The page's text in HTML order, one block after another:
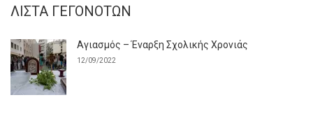
ΛΊΣΤΑ ΓΕΓΟΝΌΤΩΝ
Αγιασμός – Έναρξη Σχολικής Χρονιάς
12/09/2022